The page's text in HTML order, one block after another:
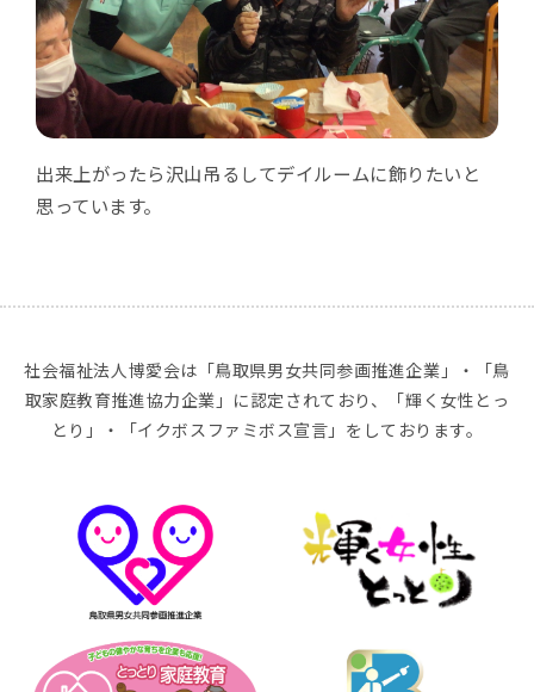
出来上がったら沢山吊るしてデイルームに飾りたいと
思っています。
社会福祉法人博愛会は「鳥取県男女共同参画推進企業」・「鳥
取家庭教育推進協力企業」に認定されており、「輝く女性とっ
とり」・「イクボスファミボス宣言」をしております。